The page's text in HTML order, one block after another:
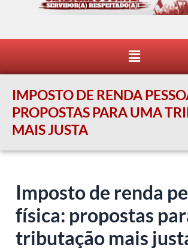
Menu
IMPOSTO DE RENDA
PROPOSTAS PARA UMA
MAIS JUSTA
Imposto de renda
física: propostas
tributação mais